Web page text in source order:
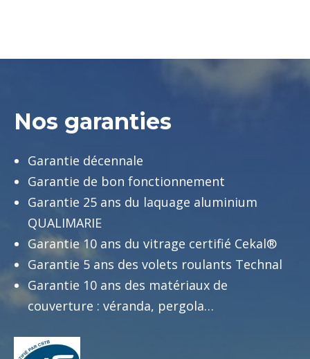
Nos garanties
Garantie décennale
Garantie de bon fonctionnement
Garantie 25 ans du laquage aluminium
QUALIMARIE
Garantie 10 ans du vitrage certifié Cekal®
Garantie 5 ans des volets roulants Technal
Garantie 10 ans des matériaux de
couverture : véranda, pergola…